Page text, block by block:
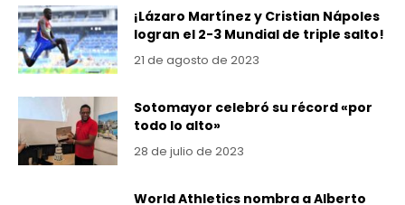
¡Lázaro Martínez y Cristian Nápoles
logran el 2-3 Mundial de triple salto!
21 de agosto de 2023
Sotomayor celebró su récord «por
todo lo alto»
28 de julio de 2023
World Athletics nombra a Alberto